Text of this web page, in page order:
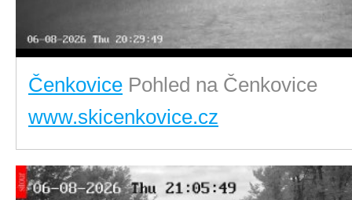
Čenkovice Pohled na Čenkovice
www.skicenkovice.cz